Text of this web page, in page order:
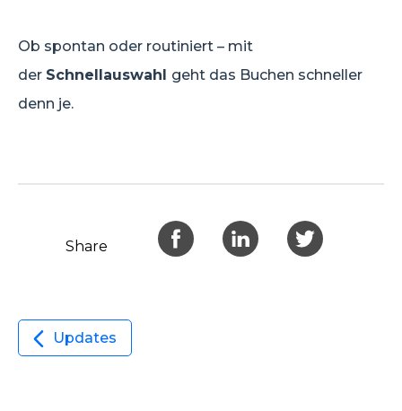
Ob spontan oder routiniert – mit
der Schnellauswahl
geht das Buchen schneller
denn je.
Share
Updates